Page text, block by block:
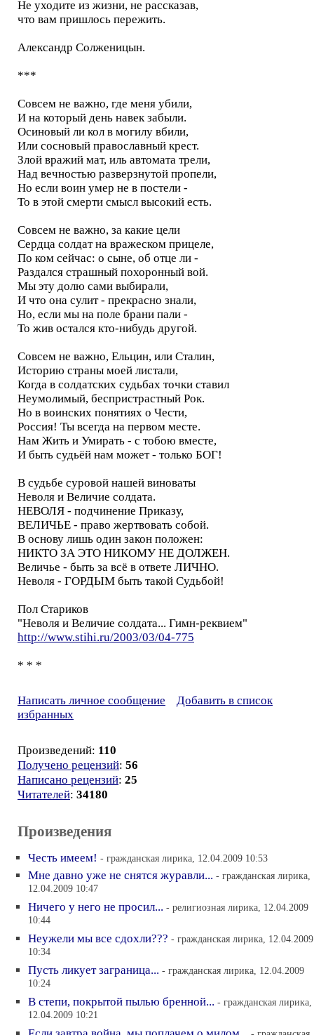
Не уходите из жизни, не рассказав,
что вам пришлось пережить.
Александр Солженицын.
***
Совсем не важно, где меня убили,
И на который день навек забыли.
Осиновый ли кол в могилу вбили,
Или сосновый православный крест.
Злой вражий мат, иль автомата трели,
Над вечностью разверзнутой пропели,
Но если воин умер не в постели -
То в этой смерти смысл высокий есть.
Совсем не важно, за какие цели
Сердца солдат на вражеском прицеле,
По ком сейчас: о сыне, об отце ли -
Раздался страшный похоронный вой.
Мы эту долю сами выбирали,
И что она сулит - прекрасно знали,
Но, если мы на поле брани пали -
То жив остался кто-нибудь другой.
Совсем не важно, Ельцин, или Сталин,
Историю страны моей листали,
Когда в солдатских судьбах точки ставил
Неумолимый, беспристрастный Рок.
Но в воинских понятиях о Чести,
Россия! Ты всегда на первом месте.
Нам Жить и Умирать - с тобою вместе,
И быть судьёй нам может - только БОГ!
В судьбе суровой нашей виноваты
Неволя и Величие солдата.
НЕВОЛЯ - подчинение Приказу,
ВЕЛИЧЬЕ - право жертвовать собой.
В основу лишь один закон положен:
НИКТО ЗА ЭТО НИКОМУ НЕ ДОЛЖЕН.
Величье - быть за всё в ответе ЛИЧНО.
Неволя - ГОРДЫМ быть такой Судьбой!
Пол Стариков
"Неволя и Величие солдата... Гимн-реквием"
http://www.stihi.ru/2003/03/04-775
* * *
Написать личное сообщение
Добавить в список
избранных
Произведений: 110
Получено рецензий: 56
Написано рецензий: 25
Читателей: 34180
Произведения
Честь имеем! - гражданская лирика, 12.04.2009 10:53
Мне давно уже не снятся журавли... - гражданская лирика,
12.04.2009 10:47
Ничего у него не просил... - религиозная лирика, 12.04.2009
10:44
Неужели мы все сдохли??? - гражданская лирика, 12.04.2009
10:34
Пусть ликует заграница... - гражданская лирика, 12.04.2009
10:24
В степи, покрытой пылью бренной... - гражданская лирика,
12.04.2009 10:21